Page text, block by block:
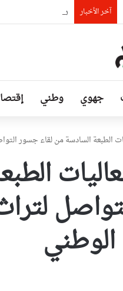
آخر الأخبار رئيس حكومة مالي: لا
جهوي وطني
الطبعة السادسة من لقاء جسور